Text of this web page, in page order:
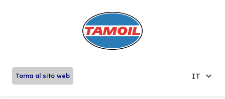
Torna al sito web IT